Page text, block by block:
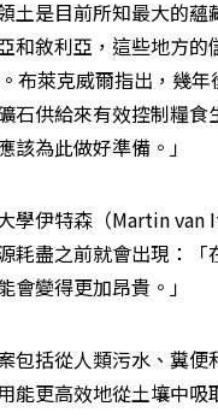
土是目前所知最大的蘊
和敘利亞，這些地方的
布萊克威爾指出，幾
石供給來有效控制糧食
該為此做好準備。」
學伊特森（Martin van
耗盡之前就會出現：「
會變得更加昂貴。」
包括從人類污水、糞便
能更高效地從土壤中吸